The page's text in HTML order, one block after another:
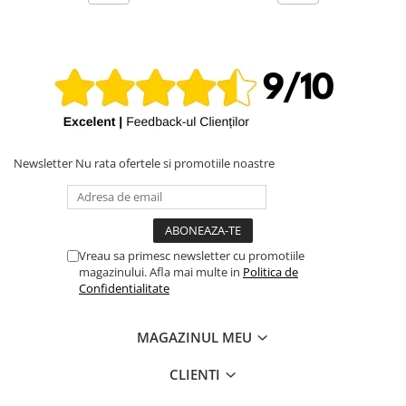
iPhone 7 Plus
iPhone 7
iPhone SE 2022 3rd
iPhone 6
Top Piese iPhone
Newsletter Nu rata ofertele si promotiile noastre
Vreau sa primesc newsletter cu promotiile
magazinului. Afla mai multe in Politica de
Confidentialitate
MAGAZINUL MEU
CLIENTI